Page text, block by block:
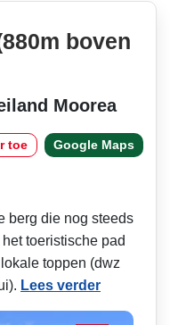
boven
Moorea
toe Google Maps
berg die nog steeds
toeristische pad
toppen (dwz
Lees verder